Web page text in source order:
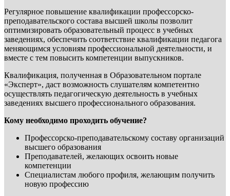
Регулярное повышение квалификации профессорско-
преподавательского состава высшей школы позволит
оптимизировать образовательный процесс в учебных
заведениях, обеспечить соответствие квалификации педагога
меняющимся условиям профессиональной деятельности, и
вместе с тем повысить компетенции выпускников.
Квалификация, полученная в Образовательном портале
«Эксперт», даст возможность слушателям компетентно
осуществлять педагогическую деятельность в учебных
заведениях высшего профессионального образования.
Кому необходимо проходить обучение?
Профессорско-преподавательскому составу организаций
высшего образования
Преподавателей, желающих освоить новые
компетенции
Специалистам любого профиля, желающим получить
новую профессию